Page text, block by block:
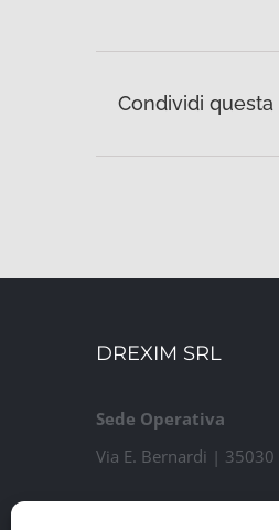
Condividi questa
DREXIM SRL
Sede Operativa
Via E. Bernardi | 35030